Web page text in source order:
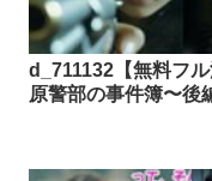
d_711132【無料フ
原警部の事件簿〜後